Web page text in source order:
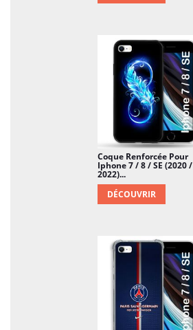
Coque Renforcée Pour
Iphone 7 / 8 / SE (2020 /
2022)...
DÉCOUVRIR